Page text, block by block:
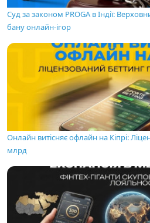
Суд за законом PROGA в Індії:
бану онлайн-ігор
Онлайн витісняє офлайн на Кіпрі:
млрд